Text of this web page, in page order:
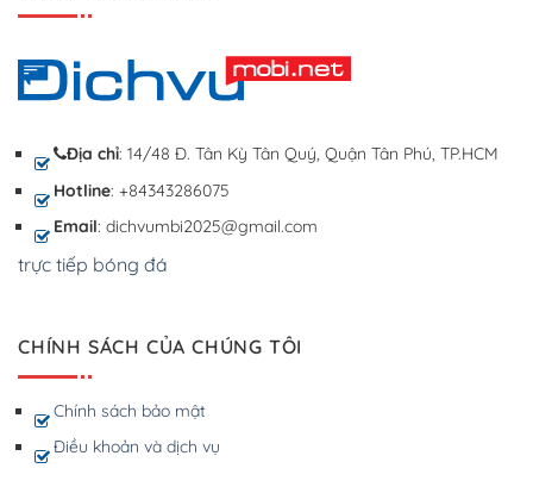
Địa chỉ: 14/48 Đ. Tân Kỳ Tân Quý, Quận Tân Phú, TP.HCM
Hotline: +84343286075
Email: dichvumbi2025@gmail.com
trực tiếp bóng đá
CHÍNH SÁCH CỦA CHÚNG TÔI
Chính sách bảo mật
Điều khoản và dịch vụ